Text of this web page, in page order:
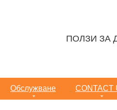
ПОЛЗИ ЗА
Обслужване CONTACT